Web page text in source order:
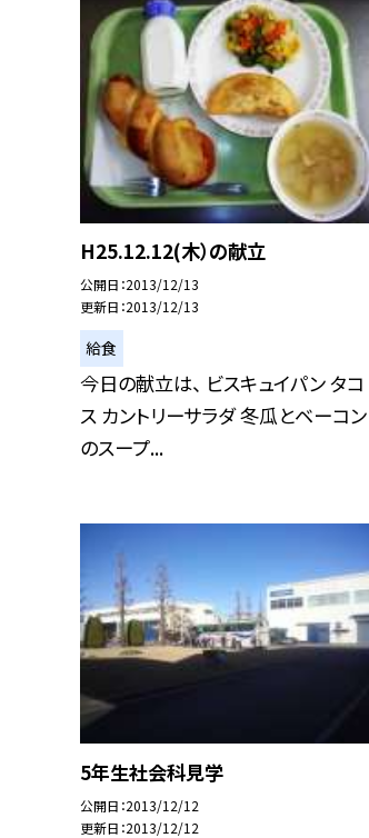
H25.12.12(木）の献立
公開日 2013/12/13
更新日 2013/12/13
給食
今日の献立は、 ビスキュイパン タコ
ス カントリーサラダ 冬瓜とベーコン
のスープ...
5年生社会科見学
公開日 2013/12/12
更新日 2013/12/12